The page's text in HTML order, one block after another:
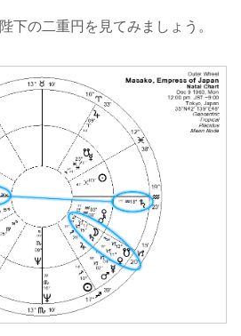
下の二重円を見てみましょう。